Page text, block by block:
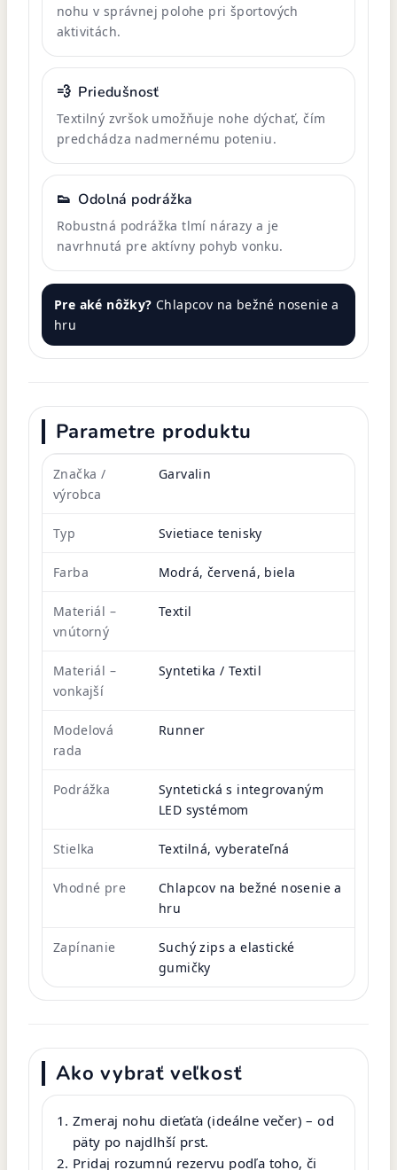
nohu v správnej polohe pri športových
aktivitách.
💨 Priedušnosť
Textilný zvršok umožňuje nohe dýchať, čím
predchádza nadmernému poteniu.
👟 Odolná podrážka
Robustná podrážka tlmí nárazy a je
navrhnutá pre aktívny pohyb vonku.
Pre aké nôžky? Chlapcov na bežné nosenie a
hru
Parametre produktu
Značka /
výrobca
Garvalin
Typ Svietiace tenisky
Farba Modrá, červená, biela
Materiál –
vnútorný
Textil
Materiál –
vonkajší
Syntetika / Textil
Modelová
rada
Runner
Podrážka
Syntetická s integrovaným
LED systémom
Stielka Textilná, vyberateľná
Vhodné pre
Chlapcov na bežné nosenie a
hru
Zapínanie
Suchý zips a elastické
gumičky
Ako vybrať veľkosť
Zmeraj nohu dieťaťa (ideálne večer) – od
päty po najdlhší prst.
Pridaj rozumnú rezervu podľa toho, či